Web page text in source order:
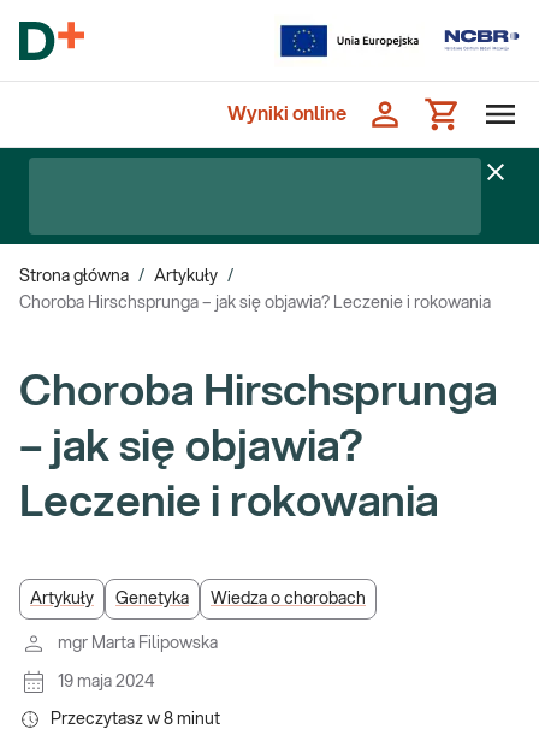
Wyniki online
Strona główna / Artykuły /
Choroba Hirschsprunga – jak się objawia? Leczenie i rokowania
Choroba Hirschsprunga
– jak się objawia?
Leczenie i rokowania
Artykuły Genetyka Wiedza o chorobach
mgr Marta Filipowska
19 maja 2024
Przeczytasz w 8 minut